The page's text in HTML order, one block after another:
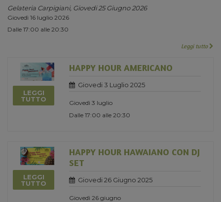
Gelateria Carpigiani, Giovedi 25 Giugno 2026
Giovedì 16 luglio 2026
Dalle 17:00 alle 20:30
Leggi tutto
LEGGI
TUTTO
HAPPY HOUR AMERICANO
Giovedi 3 Luglio 2025
Giovedì 3 luglio
Dalle 17:00 alle 20:30
LEGGI
TUTTO
HAPPY HOUR HAWAIANO CON DJ
SET
Giovedi 26 Giugno 2025
Giovedì 26 giugno